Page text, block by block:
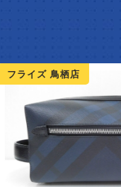
鳥栖店